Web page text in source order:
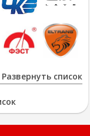
Развернуть список